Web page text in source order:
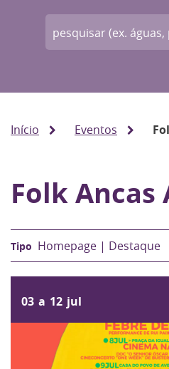
Início Eventos
Folk Ancas
Homepage | Destaque
03 a 12 jul